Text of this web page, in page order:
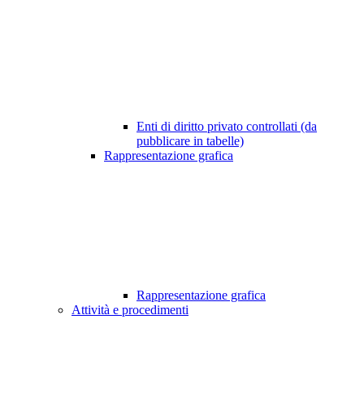
Enti di diritto privato controllati (da
pubblicare in tabelle)
Rappresentazione grafica
Rappresentazione grafica
Attività e procedimenti